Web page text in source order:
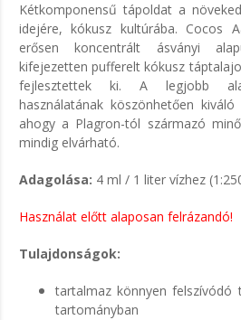
Kétkomponensű tápoldat a
idejére, kókusz kultúrába. Cocos
erősen koncentrált ásványi
kifejezetten pufferelt kókusz
fejlesztettek ki. A legjobb
használatának köszönhetően
ahogy a Plagron-tól származó
mindig elvárható.
Adagolása: 4 ml / 1 liter vízhez
Használat előtt alaposan felrázandó!
Tulajdonságok:
tartalmaz könnyen felszívódó
tartományban